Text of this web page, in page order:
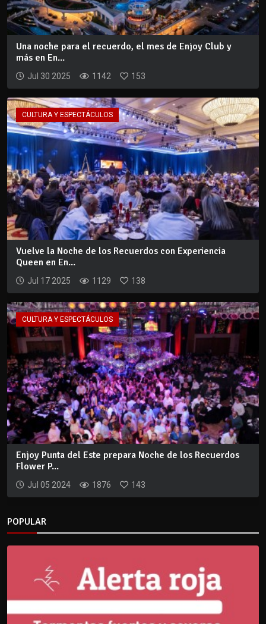
Una noche para el recuerdo, el mes de Enjoy Club y
más en En...
Jul 30 2025 1142 153
CULTURA Y ESPECTÁCULOS
Vuelve la Noche de los Recuerdos con Experiencia
Queen en En...
Jul 17 2025 1129 138
CULTURA Y ESPECTÁCULOS
Enjoy Punta del Este prepara Noche de los Recuerdos
Flower P...
Jul 05 2024 1876 143
POPULAR